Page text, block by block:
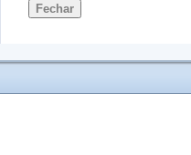
Fechar